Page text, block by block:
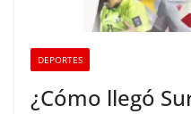
DEPORTES
¿Cómo llegó